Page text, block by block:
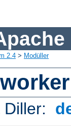
2.4 > Modüller